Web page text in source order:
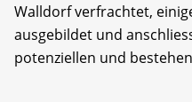
Walldorf verfrachtet,
ausgebildet und
potenziellen und